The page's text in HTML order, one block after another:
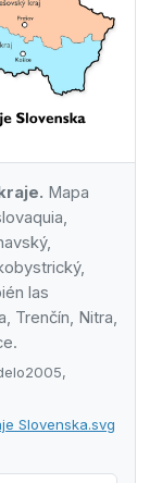
Mapa
las
Trenčín, Nitra,
Slovenska.svg